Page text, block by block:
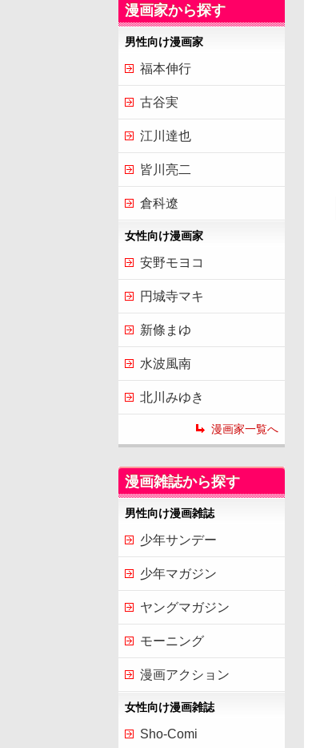
漫画家から探す
男性向け漫画家
福本伸行
古谷実
江川達也
皆川亮二
倉科遼
女性向け漫画家
安野モヨコ
円城寺マキ
新條まゆ
水波風南
北川みゆき
漫画家一覧へ
漫画雑誌から探す
男性向け漫画雑誌
少年サンデー
少年マガジン
ヤングマガジン
モーニング
漫画アクション
女性向け漫画雑誌
Sho-Comi